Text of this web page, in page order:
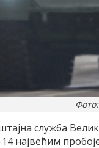
служба
највећим